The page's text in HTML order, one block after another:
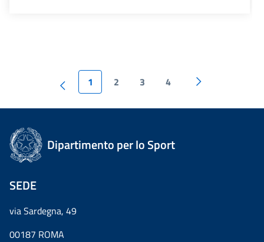
1 2 3 4
Dipartimento per lo Sport
SEDE
via Sardegna, 49
00187 ROMA